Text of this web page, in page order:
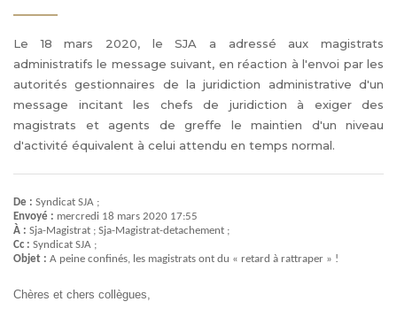
Le 18 mars 2020, le SJA a adressé aux magistrats
administratifs le message suivant, en réaction à l'envoi par les
autorités gestionnaires de la juridiction administrative d'un
message incitant les chefs de juridiction à exiger des
magistrats et agents de greffe le maintien d'un niveau
d'activité équivalent à celui attendu en temps normal.
De : Syndicat SJA ;
Envoyé : mercredi 18 mars 2020 17:55
À : Sja-Magistrat ; Sja-Magistrat-detachement ;
Cc : Syndicat SJA ;
Objet : A peine confinés, les magistrats ont du « retard à rattraper » !
Chères et chers collègues,